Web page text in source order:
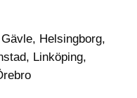
Gävle, Helsingborg,
, Linköping,